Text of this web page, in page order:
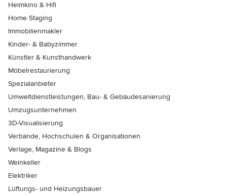
Heimkino & Hifi
Home Staging
Immobilienmakler
Kinder- & Babyzimmer
Künstler & Kunsthandwerk
Möbelrestaurierung
Spezialanbieter
Umweltdienstleistungen, Bau- & Gebäudesanierung
Umzugsunternehmen
3D-Visualisierung
Verbände, Hochschulen & Organisationen
Verlage, Magazine & Blogs
Weinkeller
Elektriker
Lüftungs- und Heizungsbauer